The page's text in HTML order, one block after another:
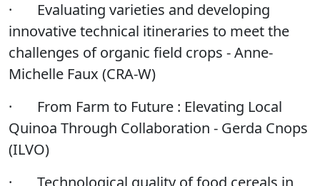
· Evaluating varieties and developing
innovative technical itineraries to meet the
challenges of organic field crops - Anne-
Michelle Faux (CRA-W)
· From Farm to Future : Elevating Local
Quinoa Through Collaboration - Gerda Cnops
(ILVO)